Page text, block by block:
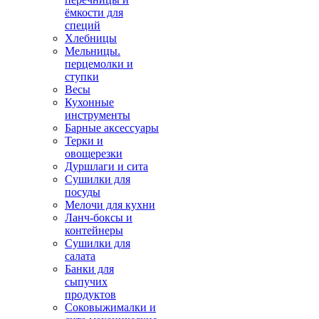
ёмкости для
специй
Хлебницы
Мельницы.
перцемолки и
ступки
Весы
Кухонные
инструменты
Барные аксессуары
Терки и
овощерезки
Дуршлаги и сита
Сушилки для
посуды
Мелочи для кухни
Ланч-боксы и
контейнеры
Сушилки для
салата
Банки для
сыпучих
продуктов
Соковыжималки и